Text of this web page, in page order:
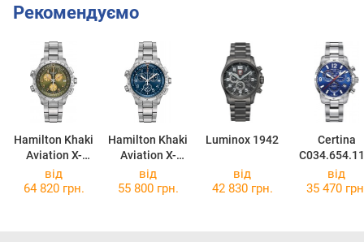
Рекомендуємо
Hamilton Khaki
Aviation X-
Wind GMT
Chrono Quartz
Hamilton Khaki
Aviation X-
Wind GMT
H77922141
Luminox 1942
Certina
47.00
від
64 820 грн.
від
55 800 грн.
від
42 830 грн.
від
35 470